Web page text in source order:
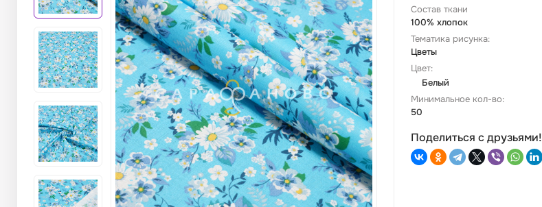
Состав ткани
100% хлопок
Тематика рисунка:
Цветы
Цвет:
Белый
Минимальное кол-во:
50
Поделиться с друзьями!